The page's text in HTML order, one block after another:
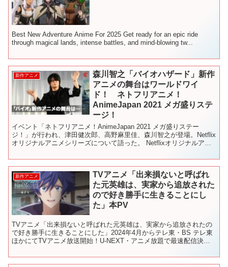
Best New Adventure Anime For 2025 Get ready for an epic ride
through magical lands, intense battles, and mind-blowing tw...
新作アニメ
森川智之「バイオハザード」新作
アニメの舞台はワールドワイ
ド！ ネトフリアニメ！
AnimeJapan 2021 メガ盛りステ
ージ！
イベント「ネトフリアニメ！AnimeJapan 2021 メガ盛りステー
ジ！」が行われ、津田健次郎、高野麻里佳、森川智之が登場。Netflix
オリジナルアニメシリーズについて語った。 Netflixオリジナルアニ
新作アニメ
TVアニメ「出来損ないと呼ばれ
た元英雄は、実家から追放された
ので好き勝手に生きることにし
た」本PV
TVアニメ「出来損ないと呼ばれた元英雄は、実家から追放されたの
で好き勝手に生きることにした」2024年4月からテレ東・BS テレ東
ほかにてTVアニメ放送開始！U-NEXT・アニメ放題で最速配信決